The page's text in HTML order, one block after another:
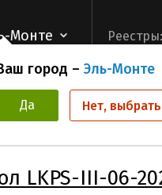
Монте
город – Эль-Монте
Да Нет,
Реестры:
исследований
LKPS-III-06-